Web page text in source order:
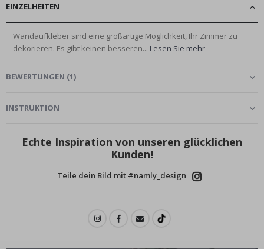
EINZELHEITEN
Wandaufkleber sind eine großartige Möglichkeit, Ihr Zimmer zu
dekorieren. Es gibt keinen besseren... Lesen Sie mehr
BEWERTUNGEN (1)
INSTRUKTION
Echte Inspiration von unseren glücklichen
Kunden!
Teile dein Bild mit #namly_design